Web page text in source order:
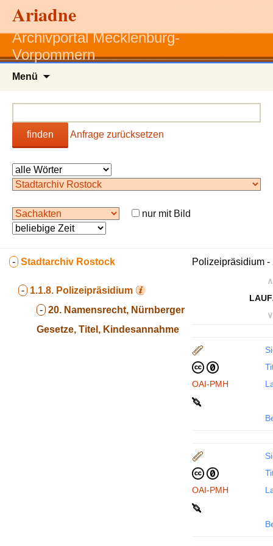
Ariadne
Archivportal Mecklenburg-
Vorpommern
Menü
finden Anfrage zurücksetzen
nur mit Bild
- Stadtarchiv Rostock
- 1.1.8. Polizeipräsidium
- 20. Namensrecht, Nürnberger
Gesetze, Titel, Kindesannahme
Polizeipräsidium -
∧
∨
OAI-PMH
OAI-PMH